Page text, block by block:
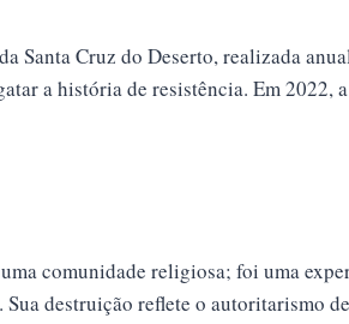
Santa Cruz do Deserto, realizada
a história de resistência. Em 2022,
comunidade religiosa; foi uma
destruição reflete o autoritarismo